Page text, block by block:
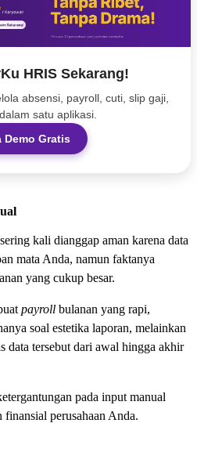
HRIS Sekarang!
absensi, payroll, cuti, slip gaji,
satu aplikasi.
Demo Gratis
kali dianggap aman karena data
mata Anda, namun faktanya
yang cukup besar.
payroll bulanan yang rapi,
soal estetika laporan, melainkan
data tersebut dari awal hingga akhir
pada input manual
finansial perusahaan Anda.